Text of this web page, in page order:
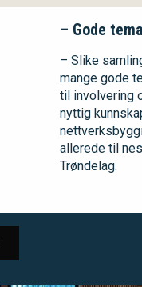
– Gode
– Slike
mange gode
til involvering
nyttig
allerede til
Trøndelag.